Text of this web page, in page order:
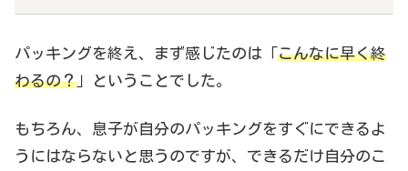
パッキングを終え、まず感じたのは「こんなに早く終
わるの？ 」ということでした。
もちろん、息子が自分のパッキングをすぐにできるよ
うにはならないと思うのですが、できるだけ自分のこ